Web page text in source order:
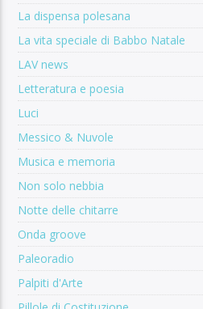
La dispensa polesana
La vita speciale di Babbo Natale
LAV news
Letteratura e poesia
Luci
Messico & Nuvole
Musica e memoria
Non solo nebbia
Notte delle chitarre
Onda groove
Paleoradio
Palpiti d'Arte